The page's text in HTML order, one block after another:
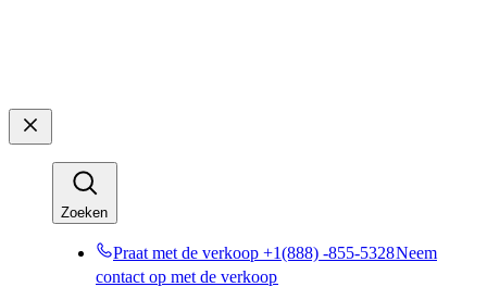
Zoeken​​
Praat met de verkoop +1(888) -855-5328​​Neem
contact op met de verkoop​​